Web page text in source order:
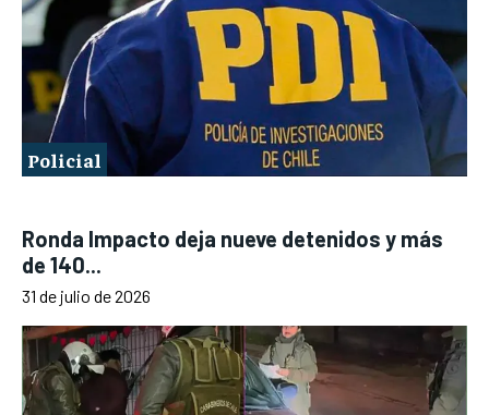
Policial
Ronda Impacto deja nueve detenidos y más
de 140...
31 de julio de 2026